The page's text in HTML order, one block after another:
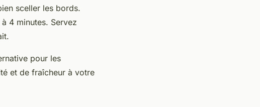
sceller les bords.
4 minutes. Servez
pour les
et de fraîcheur à votre